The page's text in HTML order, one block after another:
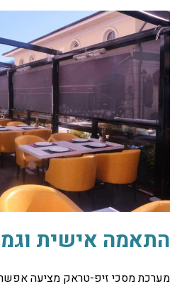
התאמה אישית
מערכת מסכי זיפ-טראק מציעה